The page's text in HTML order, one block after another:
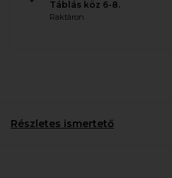
Táblás köz 6-8.
Raktáron
Részletes ismertető